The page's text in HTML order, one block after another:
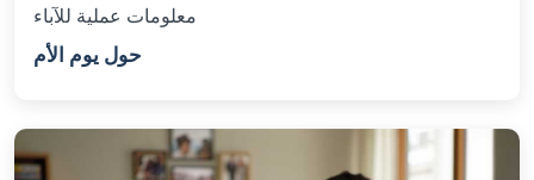
معلومات عملية للآباء
حول يوم الأم